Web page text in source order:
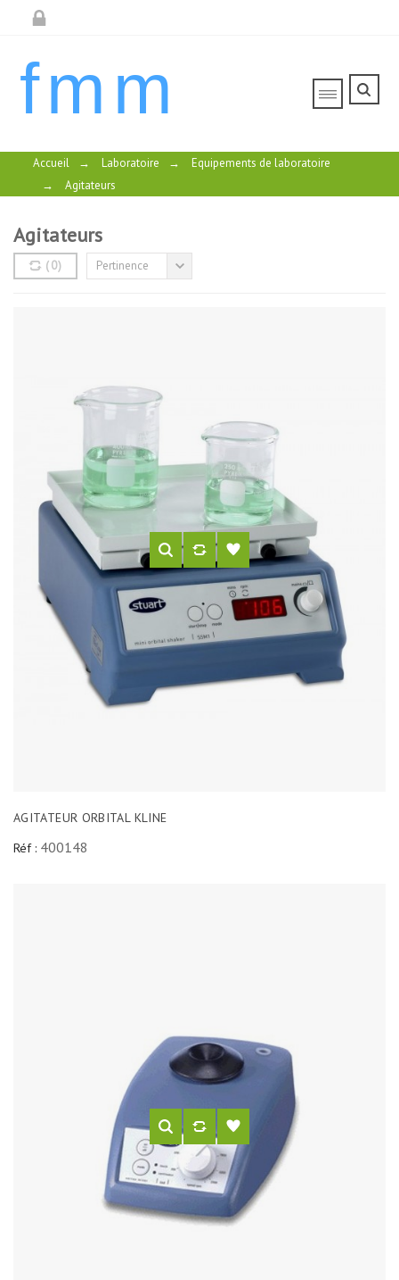
fmm
Accueil → Laboratoire →
Equipements de laboratoire
→
Agitateurs
Agitateurs
(0) Pertinence
AGITATEUR ORBITAL KLINE
Réf : 400148